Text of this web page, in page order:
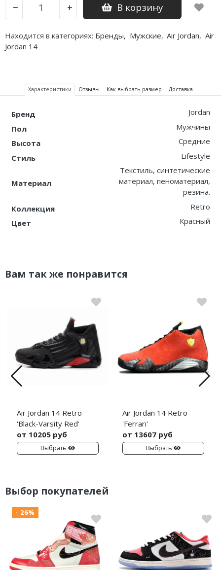
− + В корзину
Находится в категориях: Бренды, Мужские, Air Jordan, Air
Jordan 14
Характеристики Отзывы Как выбрать размер Доставка
Бренд
Jordan
Пол
Мужчины
Высота
Средние
Стиль
Lifestyle
Материал
Текстиль, синтетические
материал, пеноматериал,
резина.
Коллекция
Retro
Цвет
Красный
Вам так же понравится
Air Jordan 14 Retro
'Black-Varsity Red'
от 10205 руб
Выбрать
Air Jordan 14 Retro
'Ferrari'
от 13607 руб
Выбрать
Выбор покупателей
- 26%